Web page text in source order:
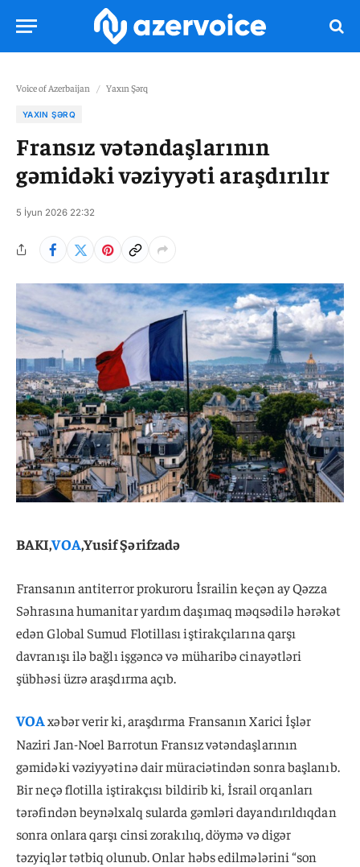
Voice of Azerbaijan / Yaxın Şərq
YAXIN ŞƏRQ
Fransız vətəndaşlarının
gəmidəki vəziyyəti araşdırılır
5 İyun 2026 22:32
BAKI,VOA,Yusif Şərifzadə
Fransanın antiterror prokuroru İsrailin keçən ay Qəzza
Səhrasına humanitar yardım daşımaq məqsədilə hərəkət
edən Global Sumud Flotillası iştirakçılarına qarşı
davranışı ilə bağlı işgəncə və müharibə cinayətləri
şübhəsi üzrə araşdırma açıb.
VOAxəbər verir ki, araşdırma Fransanın Xarici İşlər
Naziri Jan-Noel Barrotun Fransız vətəndaşlarının
gəmidəki vəziyyətinə dair müraciətindən sonra başlanıb.
Bir neçə flotilla iştirakçısı bildirib ki, İsrail orqanları
tərəfindən beynəlxalq sularda gəmləri dayandırıldıqdan
sonra onlara qarşı cinsi zorakılıq, döymə və digər
təzyiqlər tətbiq olunub. Onlar həbs edilmələrini “son